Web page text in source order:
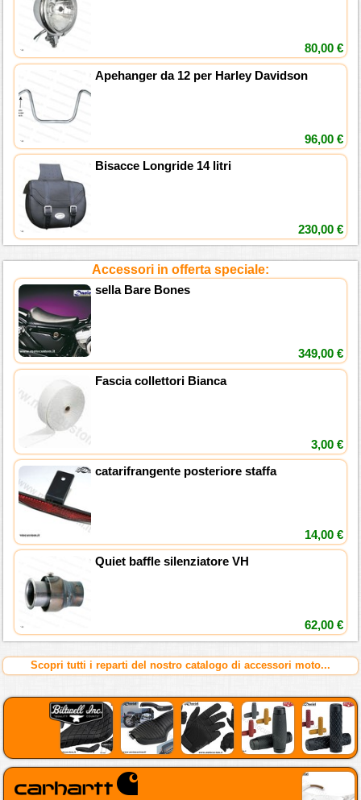
80,00 €
Apehanger da 12 per Harley Davidson
96,00 €
Bisacce Longride 14 litri
230,00 €
Accessori in offerta speciale:
sella Bare Bones
349,00 €
Fascia collettori Bianca
3,00 €
catarifrangente posteriore staffa
14,00 €
Quiet baffle silenziatore VH
62,00 €
Scopri tutti i reparti del nostro catalogo di accessori moto...